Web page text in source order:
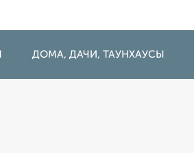
ДОМА, ДАЧИ, ТАУНХАУСЫ